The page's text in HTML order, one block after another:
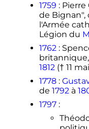
1759 :
de Bignan",
l'Armée
Légion du
1762 :
1812(† 11
1778 :
de 1792à
1797 :